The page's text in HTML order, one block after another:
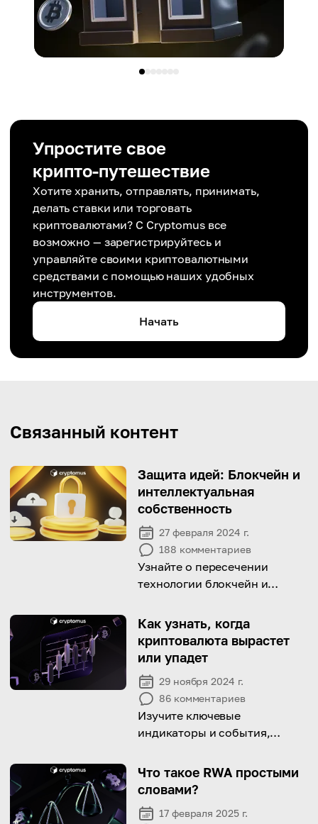
Упростите свое
крипто-путешествие
Хотите хранить, отправлять, принимать,
делать ставки или торговать
криптовалютами? С Cryptomus все
возможно — зарегистрируйтесь и
управляйте своими криптовалютными
средствами с помощью наших удобных
инструментов.
Начать
Связанный контент
Защита идей: Блокчейн и
интеллектуальная
собственность
27 февраля 2024 г.
188 комментариев
Узнайте о пересечении
технологии блокчейн и
собственности (ИС), а также
о том, как блокчейн может
защитить интеллектуальную
собственность
Как узнать, когда
криптовалюта вырастет
или упадет
29 ноября 2024 г.
86 комментариев
Изучите ключевые
индикаторы и события,
предсказывать тенденции на
рынке криптовалют.
Что такое RWA простыми
словами?
17 февраля 2025 г.